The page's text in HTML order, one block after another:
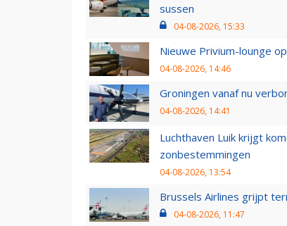
sussen
04-08-2026, 15:33
Nieuwe Privium-lounge
04-08-2026, 14:46
Groningen vanaf nu
04-08-2026, 14:41
Luchthaven Luik krijgt
zonbestemmingen
04-08-2026, 13:54
Brussels Airlines grijpt
04-08-2026, 11:47